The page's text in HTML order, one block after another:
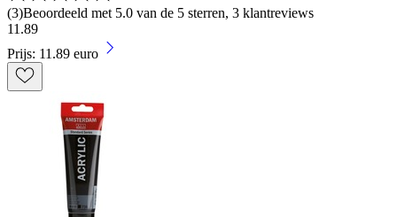
(3)Beoordeeld met 5.0 van de 5 sterren, 3 klantreviews
11 .89
Prijs: 11.89 euro